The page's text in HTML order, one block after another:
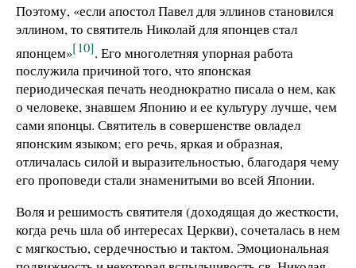
Поэтому, «если апостол Павел для эллинов становился
эллином, то святитель Николай для японцев стал
японцем»[10]. Его многолетняя упорная работа
послужила причиной того, что японская
периодическая печать неоднократно писала о нем, как
о человеке, знавшем Японию и ее культуру лучше, чем
сами японцы. Святитель в совершенстве овладел
японским языком; его речь, яркая и образная,
отличалась силой и выразительностью, благодаря чему
его проповеди стали знаменитыми во всей Японии.
Воля и решимость святителя (доходящая до жесткости,
когда речь шла об интересах Церкви), сочеталась в нем
с мягкостью, сердечностью и тактом. Эмоциональная